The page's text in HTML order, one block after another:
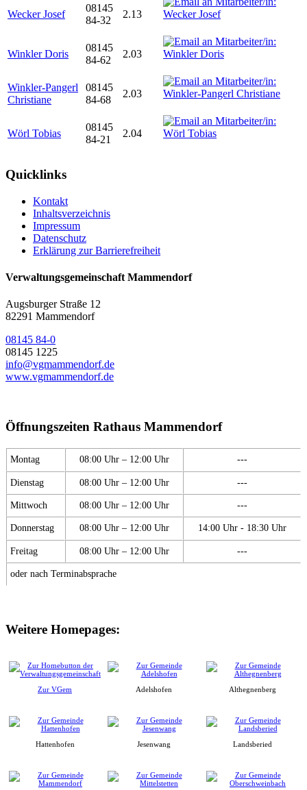
Wecker Josef
08145
84-32
2.13
Winkler Doris
08145
84-62
2.03
Winkler-Pangerl
Christiane
08145
84-68
2.03
Wörl Tobias
08145
84-21
2.04
Quicklinks
Kontakt
Inhaltsverzeichnis
Impressum
Datenschutz
Erklärung zur Barrierefreiheit
Verwaltungsgemeinschaft Mammendorf
Augsburger Straße 12
82291 Mammendorf
08145 84-0
08145 1225
info@vgmammendorf.de
www.vgmammendorf.de
Öffnungszeiten Rathaus Mammendorf
Montag 08:00 Uhr – 12:00 Uhr ---
Dienstag 08:00 Uhr – 12:00 Uhr ---
Mittwoch 08:00 Uhr – 12:00 Uhr ---
Donnerstag 08:00 Uhr – 12:00 Uhr 14:00 Uhr - 18:30 Uhr
Freitag 08:00 Uhr – 12:00 Uhr ---
oder nach Terminabsprache
Weitere Homepages:
Zur VGem Adelshofen Althegnenberg
Hattenhofen Jesenwang Landsberied